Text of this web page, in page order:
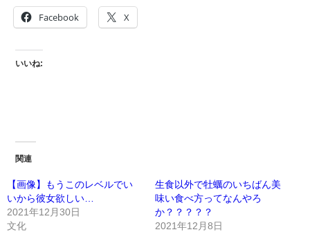
Facebook X
いいね:
関連
【画像】もうこのレベルでい
いから彼女欲しい…
2021年12月30日
文化
生食以外で牡蠣のいちばん美
味い食べ方ってなんやろ
か？？？？？
2021年12月8日